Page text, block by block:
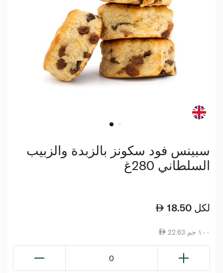
سبينس فود سكونز بالزبدة والزبيب
السلطاني 280غ
18.50 لكل
22.63 ١٠٠ جم
0